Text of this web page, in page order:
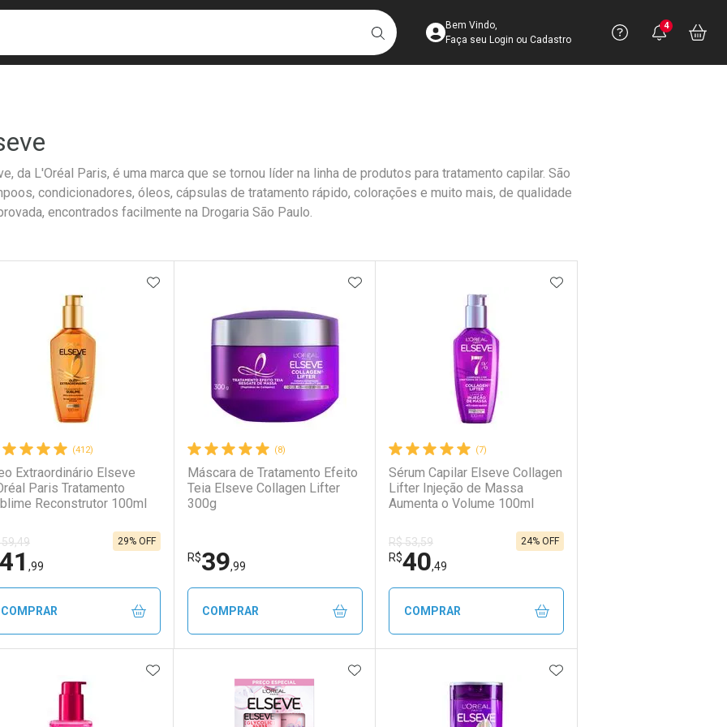
BUSCARAcesse sua Conta
Bem Vindo,
Faça seu Login ou Cadastro
Precisa
Ver Recursos
Você
4
da L'Oréal Paris, é uma marca que se tornou líder na linha de produtos para tratamento capilar. São
condicionadores, óleos, cápsulas de tratamento rápido, colorações e muito mais, de qualidade
encontrados facilmente na Drogaria São Paulo.
(412)
Extraordinário Elseve
Paris Tratamento
Reconstrutor 100ml
59,49
41 ,99
29% OFF
ADICIONAR AOS FAVORITOS
COMPRAR
FECHAR
FECHAR
Menos
(8)
Máscara de Tratamento Efeito
Teia Elseve Collagen Lifter
300g
R$39,99
ADICIONAR AOS FAVORITOS
COMPRAR
FECHAR
Laboratório
FECHAR
Por Menos
(7)
Sérum Capilar Elseve Collagen
Lifter Injeção de Massa
Aumenta o Volume 100ml
R$ 53,59
R$40,49
24% OFF
ADICIONAR AOS
COMPRAR
FECHAR
Laboratório
FECHAR
Por Menos
ADICIONAR AOS FAVORITOS ADICIONAR AOS FAVORITOS ADICIONAR AOS